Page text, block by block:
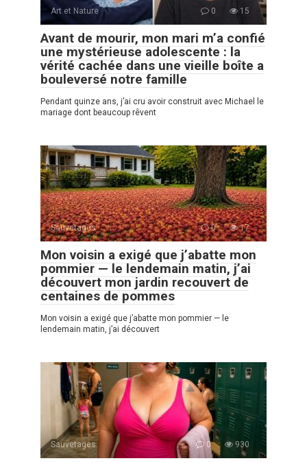
Art et Nature 0 15
Avant de mourir, mon mari m’a confié
une mystérieuse adolescente : la
vérité cachée dans une vieille boîte a
bouleversé notre famille
Pendant quinze ans, j’ai cru avoir construit avec Michael le
mariage dont beaucoup rêvent
Sauvetages 0 17
Mon voisin a exigé que j’abatte mon
pommier — le lendemain matin, j’ai
découvert mon jardin recouvert de
centaines de pommes
Mon voisin a exigé que j’abatte mon pommier — le
lendemain matin, j’ai découvert
Sauvetages 0 930